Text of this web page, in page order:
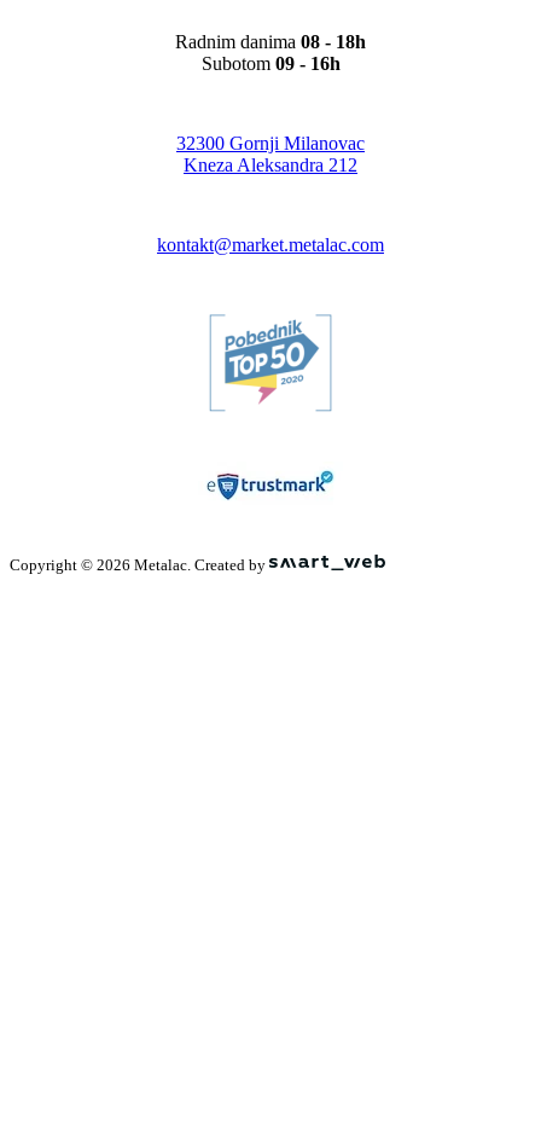
Radnim danima 08 - 18h
Subotom 09 - 16h
32300 Gornji Milanovac
Kneza Aleksandra 212
kontakt@market.metalac.com
Copyright © 2026 Metalac. Created by